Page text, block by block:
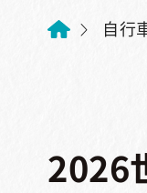
自行
2026